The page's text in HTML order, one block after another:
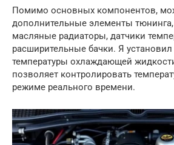
Помимо основных компонентов,
дополнительные элементы тюнинга,
масляные радиаторы, датчики
расширительные бачки. Я установил
температуры охлаждающей
позволяет контролировать
режиме реального времени.